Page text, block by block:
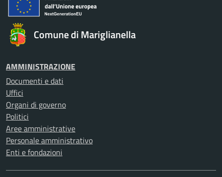
Comune di Mariglianella
AMMINISTRAZIONE
Documenti e dati
Uffici
Organi di governo
Politici
Aree amministrative
Personale amministrativo
Enti e fondazioni